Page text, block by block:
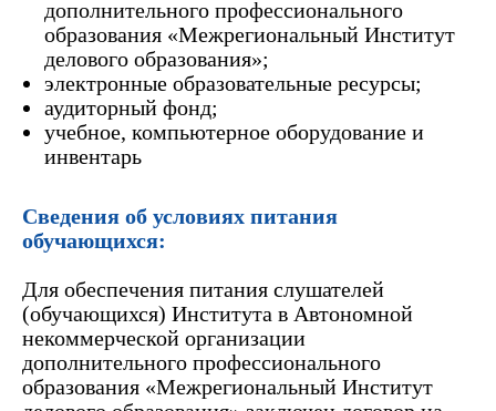
дополнительного профессионального
образования «Межрегиональный Институт
делового образования»;
электронные образовательные ресурсы;
аудиторный фонд;
учебное, компьютерное оборудование и
инвентарь
Сведения об условиях питания
обучающихся:
Для обеспечения питания слушателей
(обучающихся) Института в Автономной
некоммерческой организации
дополнительного профессионального
образования «Межрегиональный Институт